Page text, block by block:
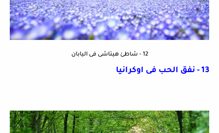
12 - شاطئ هيتاشى فى اليابان
13 - نفق الحب فى اوكرانيا